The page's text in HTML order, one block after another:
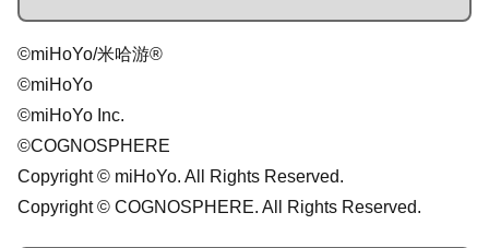
©miHoYo/米哈游®
©miHoYo
©miHoYo Inc.
©COGNOSPHERE
Copyright © miHoYo. All Rights Reserved.
Copyright © COGNOSPHERE. All Rights Reserved.